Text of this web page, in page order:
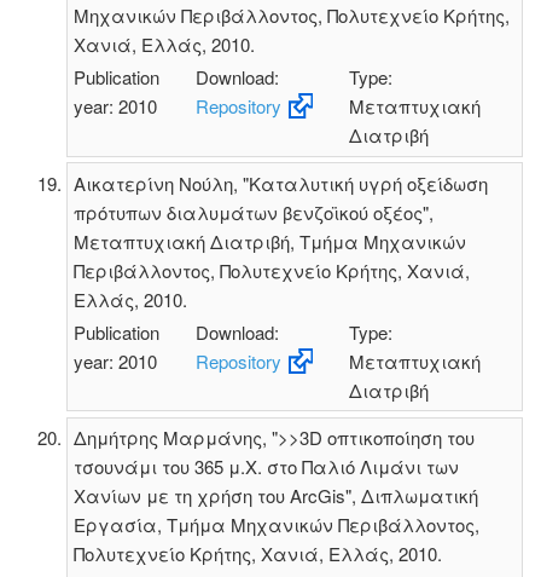
Μηχανικών Περιβάλλοντος, Πολυτεχνείο Κρήτης,
Χανιά, Ελλάς, 2010.
Publication
year: 2010
Download:
Repository
Type:
Μεταπτυχιακή
Διατριβή
Αικατερίνη Νούλη, "Καταλυτική υγρή οξείδωση
πρότυπων διαλυμάτων βενζοϊκού οξέος",
Μεταπτυχιακή Διατριβή, Τμήμα Μηχανικών
Περιβάλλοντος, Πολυτεχνείο Κρήτης, Χανιά,
Ελλάς, 2010.
Publication
year: 2010
Download:
Repository
Type:
Μεταπτυχιακή
Διατριβή
Δημήτρης Μαρμάνης, ">>3D οπτικοποίηση του
τσουνάμι του 365 μ.Χ. στο Παλιό Λιμάνι των
Χανίων με τη χρήση του ArcGis", Διπλωματική
Εργασία, Τμήμα Μηχανικών Περιβάλλοντος,
Πολυτεχνείο Κρήτης, Χανιά, Ελλάς, 2010.